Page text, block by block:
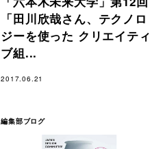
編集部ブログ
「田川欣哉さん、テクノロ
ジーを使った クリエイティ
ブ組...
2017.06.21